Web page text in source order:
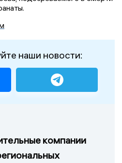
наши новости:
компании